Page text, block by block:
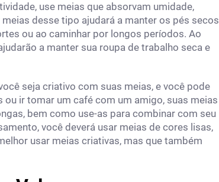
use meias que absorvam umidade,
desse tipo ajudará a manter os pés secos
ou ao caminhar por longos períodos. Ao
a manter sua roupa de trabalho seca e
seja criativo com suas meias, e você pode
ir tomar um café com um amigo, suas meias
bem como use-as para combinar com seu
você deverá usar meias de cores lisas,
usar meias criativas, mas que também